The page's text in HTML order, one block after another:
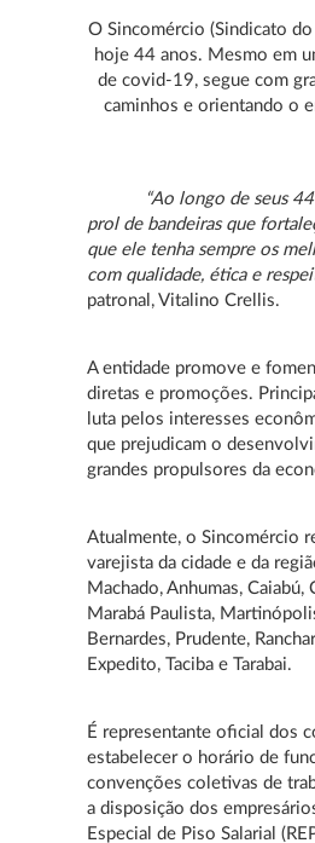
O Sincomércio (Sindicato
hoje 44 anos. Mesmo em
de covid-19, segue com
caminhos e orientando o
“Ao longo de seus 44
prol de bandeiras que
que ele tenha sempre os
com qualidade, ética e
patronal, Vitalino Crellis.
A entidade promove e
diretas e promoções.
luta pelos interesses
que prejudicam o
grandes propulsores da
Atualmente, o Sincomércio
varejista da cidade e da
Machado, Anhumas,
Marabá Paulista,
Bernardes, Prudente,
Expedito, Taciba e Tarabai.
É representante oficial dos
estabelecer o horário de
convenções coletivas de
a disposição dos
Especial de Piso Salarial